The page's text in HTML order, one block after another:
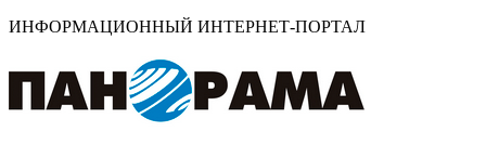
ИНФОРМАЦИОННЫЙ ИНТЕРНЕТ-ПОРТАЛ